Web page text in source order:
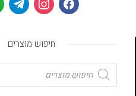
חיפוש מוצרים